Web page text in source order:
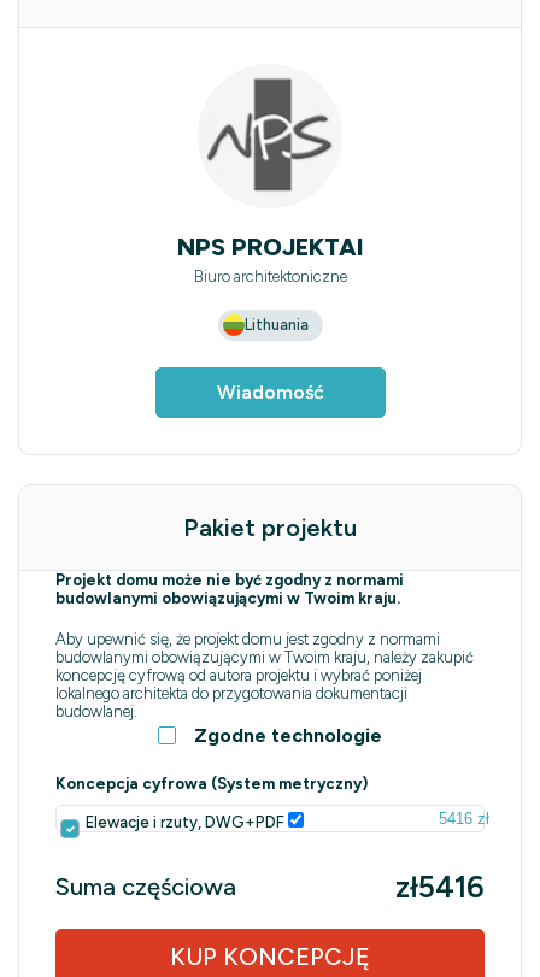
NPS PROJEKTAI
Biuro architektoniczne
Lithuania
Wiadomość
Pakiet projektu
Projekt domu może nie być zgodny z normami
budowlanymi obowiązującymi w Twoim kraju.
Aby upewnić się, że projekt domu jest zgodny z normami
budowlanymi obowiązującymi w Twoim kraju, należy zakupić
koncepcję cyfrową od autora projektu i wybrać poniżej
lokalnego architekta do przygotowania dokumentacji
budowlanej.
Zgodne technologie
Koncepcja cyfrowa (System metryczny)
Elewacje i rzuty, DWG+PDF 5416 zł
Suma częściowa zł5416
KUP KONCEPCJĘ